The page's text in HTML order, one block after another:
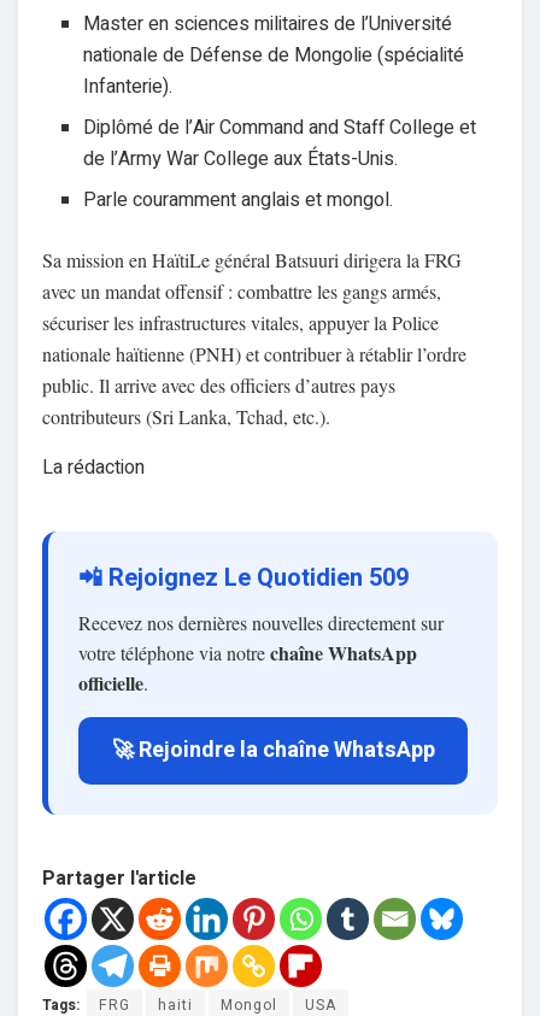
Master en sciences militaires de l’Université
nationale de Défense de Mongolie (spécialité
Infanterie).
Diplômé de l’Air Command and Staff Collegeet
de l’Army War Collegeaux États-Unis.
Parle couramment anglais et mongol.
Sa mission en HaïtiLe général Batsuuri dirigera la FRG
avec un mandat offensif : combattre les gangs armés,
sécuriser les infrastructures vitales, appuyer la Police
nationale haïtienne (PNH) et contribuer à rétablir l’ordre
public. Il arrive avec des officiers d’autres pays
contributeurs (Sri Lanka, Tchad, etc.).
La rédaction
📲 Rejoignez Le Quotidien 509
Recevez nos dernières nouvelles directement sur
votre téléphone via notrechaîne WhatsApp
officielle.
🚀 Rejoindre la chaîne WhatsApp
Partager l'article
Tags: FRG haiti Mongol USA